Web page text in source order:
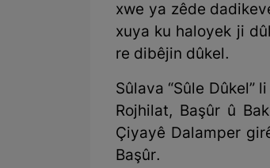
xwe ya zêde
xuya ku haloyek ji
re dibêjin dûkel.
Sûlava “Sûle Dûkel”
Rojhilat, Başûr û
Çiyayê Dalamper
Başûr.